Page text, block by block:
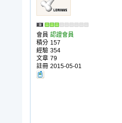
會員 認證會員
積分 157
經驗 354
文章 79
註冊 2015-05-01